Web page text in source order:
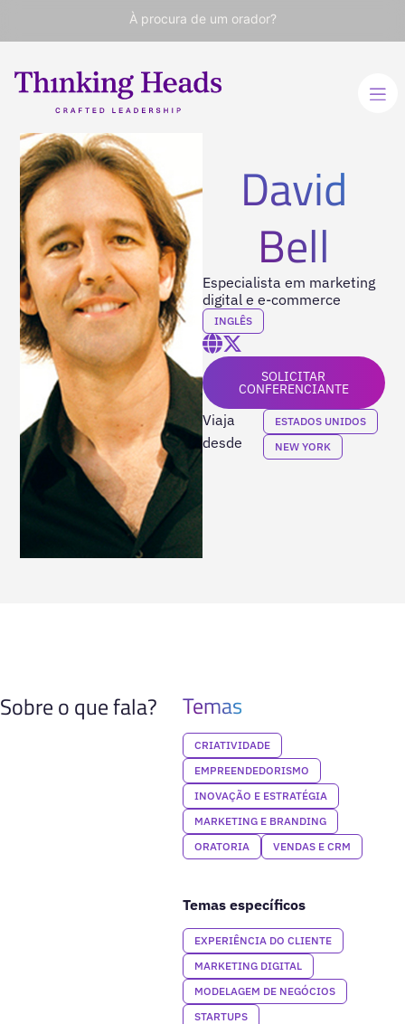
À procura de um orador?
David
Bell
Especialista em marketing
digital e e-commerce
INGLÊS
SOLICITAR
CONFERENCIANTE
Viaja
desde
ESTADOS UNIDOS
NEW YORK
Sobre o que fala? Temas
CRIATIVIDADE
EMPREENDEDORISMO
INOVAÇÃO E ESTRATÉGIA
MARKETING E BRANDING
ORATORIA
VENDAS E CRM
Temas específicos
EXPERIÊNCIA DO CLIENTE
MARKETING DIGITAL
MODELAGEM DE NEGÓCIOS
STARTUPS